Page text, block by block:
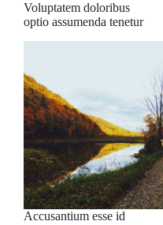
Voluptatem doloribus
optio assumenda tenetur
Accusantium esse id